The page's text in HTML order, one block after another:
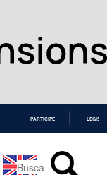
PARTICIPE